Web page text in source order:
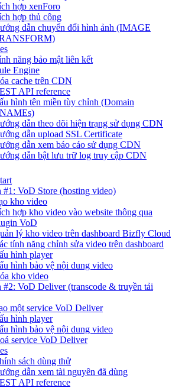
hợp xenForo
hợp thủ công
dẫn chuyển đổi hình ảnh (IMAGE
năng bảo mật liên kết
Engine
cache trên CDN
API reference
hình tên miền tùy chỉnh (Domain
dẫn theo dõi hiện trạng sử dụng CDN
dẫn upload SSL Certificate
dẫn xem báo cáo sử dụng CDN
dẫn bật lưu trữ log truy cập CDN
#1: VoD Store (hosting video)
kho video
hợp kho video vào website thông qua
VoD
lý kho video trên dashboard Bizfly Cloud
tính năng chỉnh sửa video trên dashboard
hình player
hình bảo vệ nội dung video
kho video
#2: VoD Deliver (transcode & truyền tải
một service VoD Deliver
hình player
hình bảo vệ nội dung video
service VoD Deliver
sách dùng thử
dẫn xem tài nguyên đã dùng
API reference